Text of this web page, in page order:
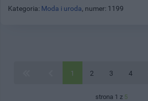
Kategoria: Moda i uroda, numer: 1199
1 2 3 4
strona 1 z 5